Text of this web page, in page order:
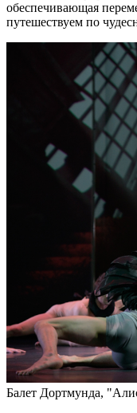
обеспечивающая
путешествуем по
Балет Дортмунда,